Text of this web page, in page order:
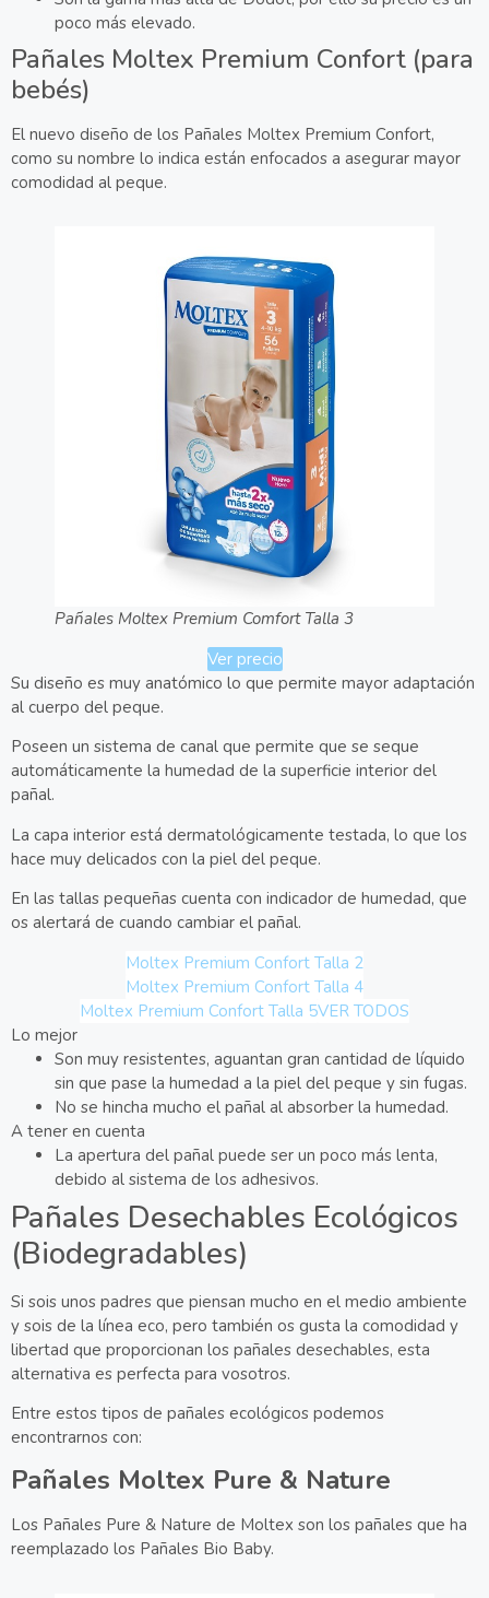
poco más elevado.
Pañales Moltex Premium Confort (para
bebés)
El nuevo diseño de los Pañales Moltex Premium Confort,
como su nombre lo indica están enfocados a asegurar mayor
comodidad al peque.
Pañales Moltex Premium Comfort Talla 3
Ver precio
Su diseño es muy anatómico lo que permite mayor adaptación
al cuerpo del peque.
Poseen un sistema de canal que permite que se seque
automáticamente la humedad de la superficie interior del
pañal.
La capa interior está dermatológicamente testada, lo que los
hace muy delicados con la piel del peque.
En las tallas pequeñas cuenta con indicador de humedad, que
os alertará de cuando cambiar el pañal.
Moltex Premium Confort Talla 2
Moltex Premium Confort Talla 4
Moltex Premium Confort Talla 5VER TODOS
Lo mejor
Son muy resistentes, aguantan gran cantidad de líquido
sin que pase la humedad a la piel del peque y sin fugas.
No se hincha mucho el pañal al absorber la humedad.
A tener en cuenta
La apertura del pañal puede ser un poco más lenta,
debido al sistema de los adhesivos.
Pañales Desechables Ecológicos
(Biodegradables)
Si sois unos padres que piensan mucho en el medio ambiente
y sois de la línea eco, pero también os gusta la comodidad y
libertad que proporcionan los pañales desechables, esta
alternativa es perfecta para vosotros.
Entre estos tipos de pañales ecológicos podemos
encontrarnos con:
Pañales Moltex Pure & Nature
Los Pañales Pure & Nature de Moltex son los pañales que ha
reemplazado los Pañales Bio Baby.